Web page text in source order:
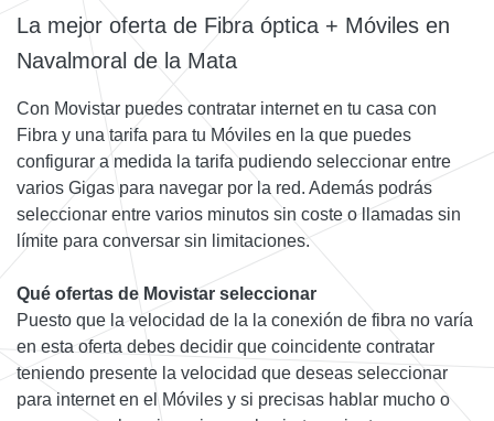
La mejor oferta de Fibra óptica + Móviles en
Navalmoral de la Mata
Con Movistar puedes contratar internet en tu casa con
Fibra y una tarifa para tu Móviles en la que puedes
configurar a medida la tarifa pudiendo seleccionar entre
varios Gigas para navegar por la red. Además podrás
seleccionar entre varios minutos sin coste o llamadas sin
límite para conversar sin limitaciones.
Qué ofertas de Movistar seleccionar
Puesto que la velocidad de la la conexión de fibra no varía
en esta oferta debes decidir que coincidente contratar
teniendo presente la velocidad que deseas seleccionar
para internet en el Móviles y si precisas hablar mucho o